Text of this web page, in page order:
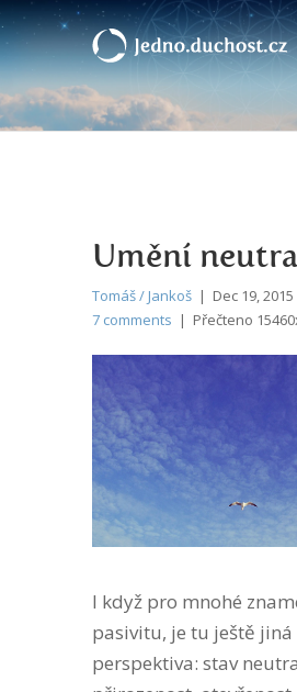
Umění
Tomáš / Jankoš | Dec 19,
7 comments | Přečteno
I když pro mnohé
pasivitu, je tu ještě jiná
perspektiva: stav